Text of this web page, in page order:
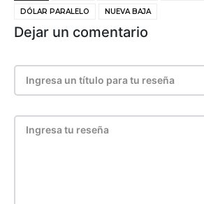
DÓLAR PARALELO NUEVA BAJA
Dejar un comentario